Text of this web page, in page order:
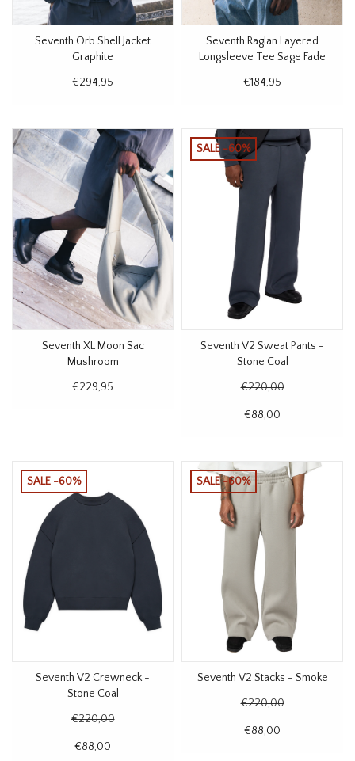
Seventh Orb Shell Jacket
Graphite
€294,95
Seventh Raglan Layered
Longsleeve Tee Sage Fade
€184,95
Seventh XL Moon Sac
Mushroom
€229,95
SALE -60%
Seventh V2 Sweat Pants -
Stone Coal
€220,00
€88,00
SALE -60%
Seventh V2 Crewneck -
Stone Coal
€220,00
€88,00
SALE -60%
Seventh V2 Stacks - Smoke
€220,00
€88,00